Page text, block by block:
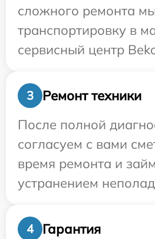
сложного ремонта
транспортировку в
сервисный центр
3
Ремонт техники
После полной
согласуем с вами
время ремонта и
устранением
4
Гарантия